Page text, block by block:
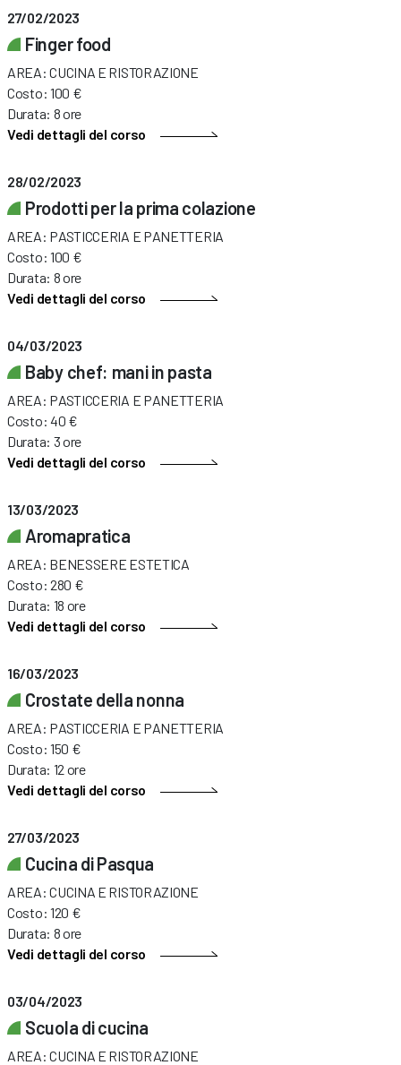
03/04/2023
Scuola di cucina
AREA: CUCINA E RISTORAZIONE
16/03/2023
Crostate della nonna
AREA: PASTICCERIA E PANETTERIA
Costo: 150 €
Durata: 12 ore
Vedi dettagli del corso
27/03/2023
Cucina di Pasqua
AREA: CUCINA E RISTORAZIONE
Costo: 120 €
Durata: 8 ore
Vedi dettagli del corso
27/02/2023
Finger food
AREA: CUCINA E RISTORAZIONE
Costo: 100 €
Durata: 8 ore
Vedi dettagli del corso
28/02/2023
Prodotti per la prima colazione
AREA: PASTICCERIA E PANETTERIA
Costo: 100 €
Durata: 8 ore
Vedi dettagli del corso
04/03/2023
Baby chef: mani in pasta
AREA: PASTICCERIA E PANETTERIA
Costo: 40 €
Durata: 3 ore
Vedi dettagli del corso
13/03/2023
Aromapratica
AREA: BENESSERE ESTETICA
Costo: 280 €
Durata: 18 ore
Vedi dettagli del corso